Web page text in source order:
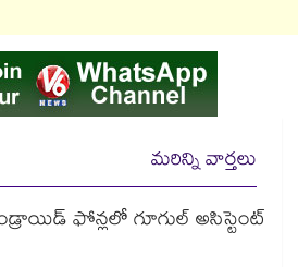
మరిన్ని వార్తలు
ఫోన్లలో గూగుల్ అసిస్టెంట్